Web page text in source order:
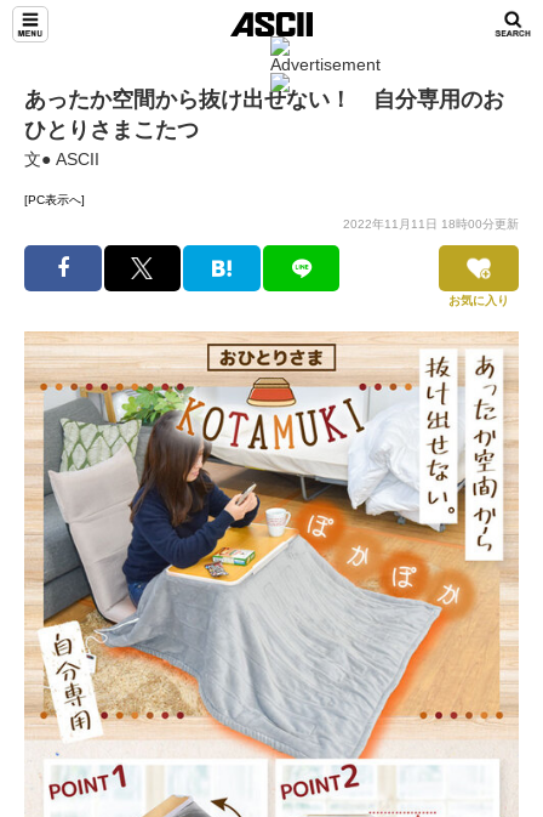
あったか空間から抜け出せない！ 自分専用のお
ひとりさまこたつ
文● ASCII
[PC表示へ]
2022年11月11日 18時00分更新
お気に入り